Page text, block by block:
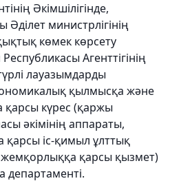
Әкімшілігінде,
министрлігінің
көмек көрсету
Агенттігінің
лауазымдарды
қылмысқа және
күрес (қаржы
әкімінің аппараты,
іс-қимыл ұлттық
қарсы қызмет)